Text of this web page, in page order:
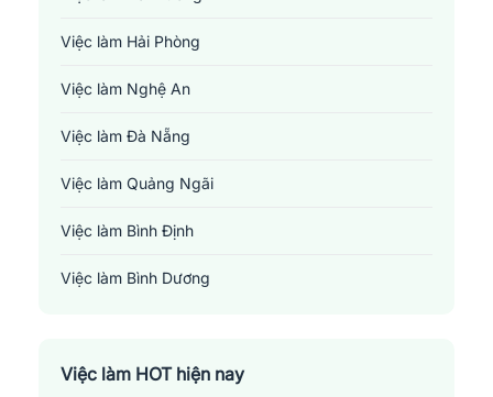
Việc làm Hải Phòng
Việc làm Nghệ An
Việc làm Đà Nẵng
Việc làm Quảng Ngãi
Việc làm Bình Định
Việc làm Bình Dương
Việc làm TP. Hồ Chí Minh
Việc làm HOT hiện nay